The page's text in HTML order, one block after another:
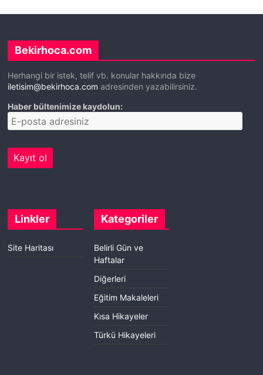
Bekirhoca.com
Herhangi bir istek, telif vb. konular hakkında bize
iletisim@bekirhoca.com adresinden yazabilirsiniz.
Haber bültenimize kaydolun:
Linkler
Site Haritası
Kategoriler
Belirli Gün ve
Haftalar
Diğerleri
Eğitim Makaleleri
Kısa Hikayeler
Türkü Hikayeleri